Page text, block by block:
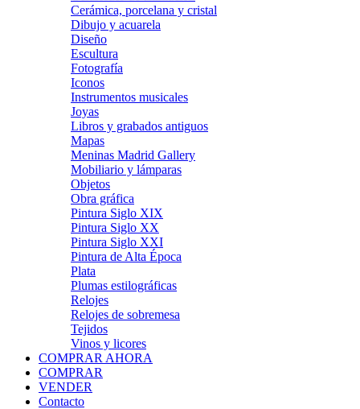
Cerámica, porcelana y cristal
Dibujo y acuarela
Diseño
Escultura
Fotografía
Iconos
Instrumentos musicales
Joyas
Libros y grabados antiguos
Mapas
Meninas Madrid Gallery
Mobiliario y lámparas
Objetos
Obra gráfica
Pintura Siglo XIX
Pintura Siglo XX
Pintura Siglo XXI
Pintura de Alta Época
Plata
Plumas estilográficas
Relojes
Relojes de sobremesa
Tejidos
Vinos y licores
COMPRAR AHORA
COMPRAR
VENDER
Contacto